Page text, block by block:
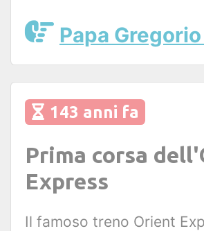
Papa Gregorio
143 anni fa
Prima corsa
Express
Il famoso treno Orient